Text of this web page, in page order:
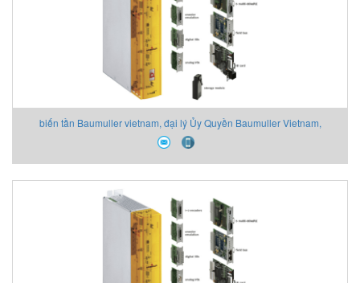
biến tần Baumuller vietnam, đại lý Ủy Quyền Baumuller Vietnam,
Baumuller BM5543-SI06-0100-0128-00-2116-E80, Baumuller vietnam